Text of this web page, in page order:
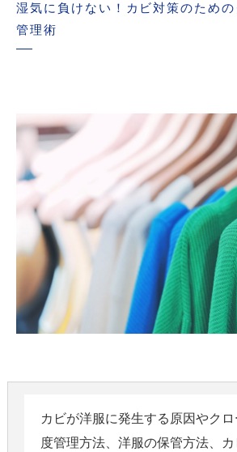
湿気に負けない！カビ対策のため
管理術
カビが洋服に発生する原因やク
度管理方法、洋服の保管方法、